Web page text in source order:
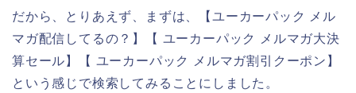
だから、とりあえず、まずは、【ユーカーパック メル
マガ配信してるの？】【 ユーカーパック メルマガ大決
算セール】【 ユーカーパック メルマガ割引クーポン】
という感じで検索してみることにしました。